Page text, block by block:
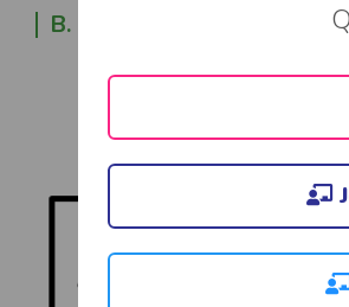
B. Diagramme sagittal